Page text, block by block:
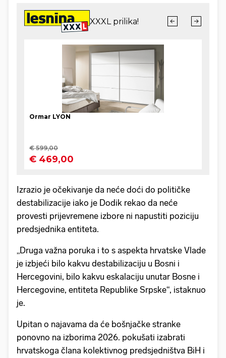
Izrazio je očekivanje da neće doći do političke
destabilizacije iako je Dodik rekao da neće
provesti prijevremene izbore ni napustiti poziciju
predsjednika entiteta.
„Druga važna poruka i to s aspekta hrvatske Vlade
je izbjeći bilo kakvu destabilizaciju u Bosni i
Hercegovini, bilo kakvu eskalaciju unutar Bosne i
Hercegovine, entiteta Republike Srpske“, istaknuo
je.
Upitan o najavama da će bošnjačke stranke
ponovno na izborima 2026. pokušati izabrati
hrvatskoga člana kolektivnog predsjedništva BiH i